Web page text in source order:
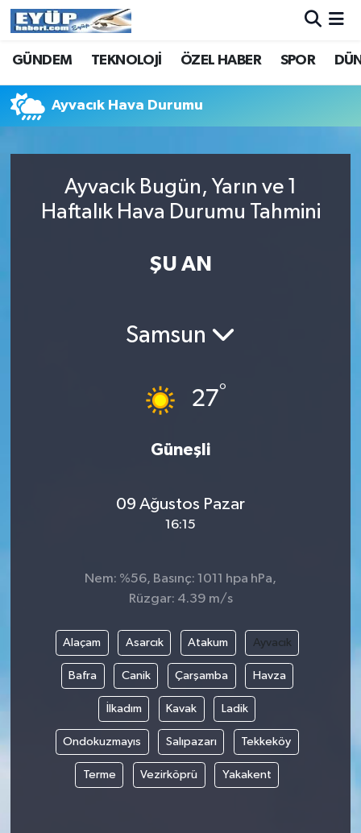
GÜNDEM TEKNOLOJİ ÖZEL HABER SPOR
Ayvacık Hava Durumu
Ayvacık Bugün, Yarın ve 1
Haftalık Hava Durumu Tahmini
ŞU AN
Samsun
27°
Güneşli
09 Ağustos Pazar
16:15
Nem: %56, Basınç: 1011 hpa hPa,
Rüzgar: 4.39 m/s
Alaçam Asarcık Atakum Ayvacık
Bafra Canik Çarşamba Havza
İlkadım Kavak Ladik
Ondokuzmayıs Salıpazarı Tekkeköy
Terme Vezirköprü Yakakent